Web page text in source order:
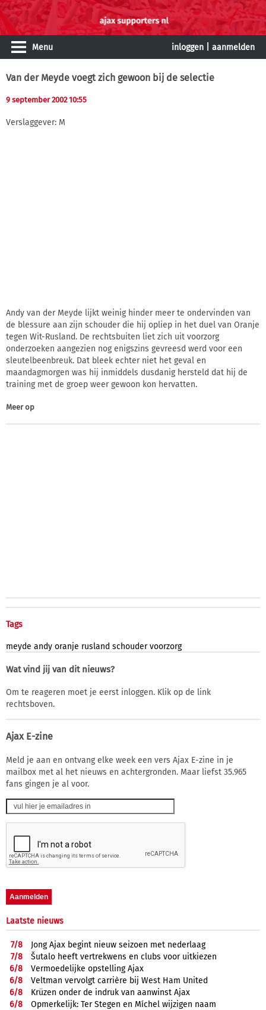
Menu inloggen aanmelden
Van der Meyde voegt zich gewoon bij de selectie
9 september 2002 10:55
Verslaggever: M
Andy van der Meyde lijkt weinig hinder meer te ondervinden van
de blessure aan zijn schouder die hij opliep in het duel van Oranje
tegen Wit-Rusland. De rechtsbuiten liet zich uit voorzorg
onderzoeken aangezien nog enigszins gevreesd werd voor een
sleutelbeenbreuk. Dat bleek echter niet het geval en
maandagmorgen was hij inmiddels dusdanig hersteld dat hij de
training met de groep weer gewoon kon hervatten.
Meer op
Tags
meyde andy oranje rusland schouder voorzorg
Wat vind jij van dit nieuws?
Om te reageren moet je eerst inloggen. Klik op de link
rechtsboven.
Ajax E-zine
Meld je aan en ontvang elke week een vers Ajax E-zine in je
mailbox met al het nieuws en achtergronden. Maar liefst 35.965
fans gingen je al voor.
Laatste nieuws
7/8
Jong Ajax begint nieuw seizoen met nederlaag
7/8
Šutalo heeft vertrekwens en clubs voor uitkiezen
6/8
Vermoedelijke opstelling Ajax
6/8
Veltman vervolgt carrière bij West Ham United
6/8
Krüzen onder de indruk van aanwinst Ajax
6/8
Opmerkelijk: Ter Stegen en Míchel wijzigen naam